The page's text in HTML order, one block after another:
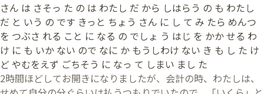
さん は さそっ た の は わたし だ から しはらう の も わたし
だ と いう の です きっと ちょう さん に し て み たら めんつ
を つぶさ れる こと に なる の でしょ う はじ を かか せる わ
け に も いか ない ので なに か もうしわけ ない き も し た け
ど やむをえず ごちそう に なっ て しまい まし た
2時間ほどしてお開きになりましたが、会計の時、わたしは、